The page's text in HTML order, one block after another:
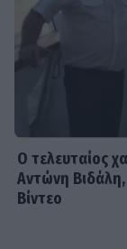
του
και η
Ο τελευταίος
Αντώνη
Βίντεο